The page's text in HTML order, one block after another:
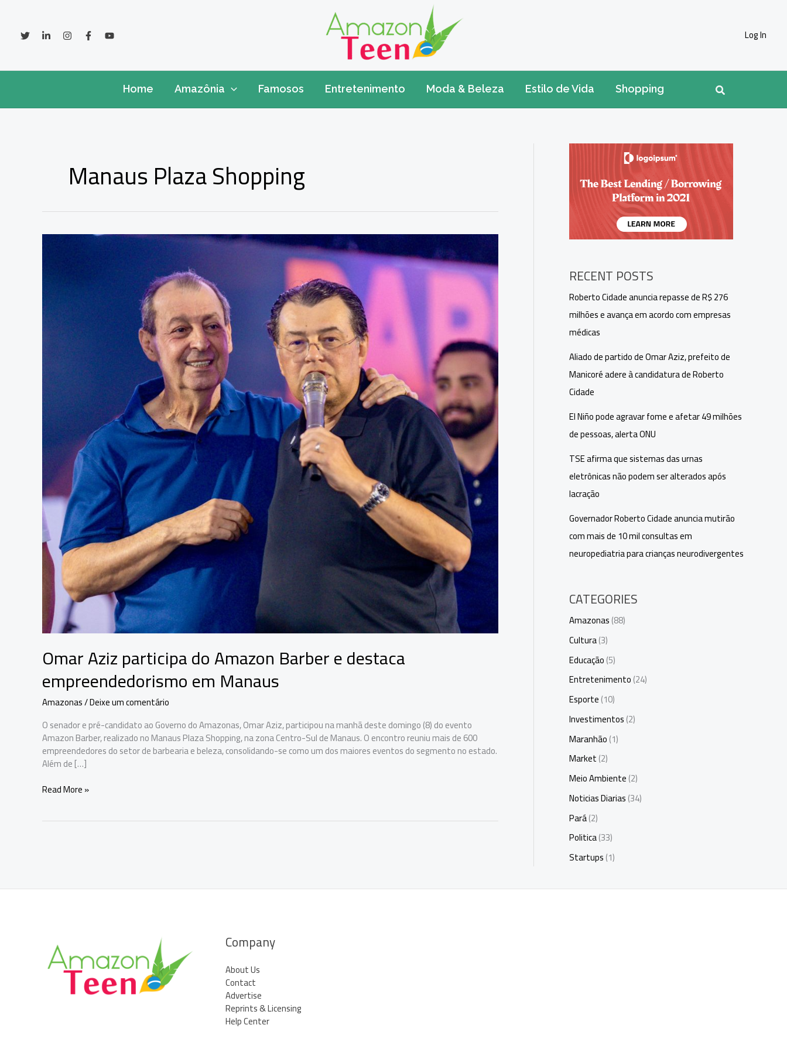
conteúdo
Log In
Home Amazônia Famosos Entretenimento Moda & Beleza Estilo de Vida Shopping Pesquisar
Manaus Plaza Shopping
Omar Aziz participa do Amazon Barber e destaca
empreendedorismo em Manaus
Amazonas/Deixe um comentário
O senador e pré-candidato ao Governo do Amazonas, Omar Aziz, participou na manhã deste domingo (8) do evento
Amazon Barber, realizado no Manaus Plaza Shopping, na zona Centro-Sul de Manaus. O encontro reuniu mais de 600
empreendedores do setor de barbearia e beleza, consolidando-se como um dos maiores eventos do segmento no estado.
Além de […]
Omar
empreendedorismo
Read More »
RECENT POSTS
Roberto Cidade anuncia repasse de R$ 276
milhões e avança em acordo com empresas
médicas
Aliado de partido de Omar Aziz, prefeito de
Manicoré adere à candidatura de Roberto
Cidade
El Niño pode agravar fome e afetar 49 milhões
de pessoas, alerta ONU
TSE afirma que sistemas das urnas
eletrônicas não podem ser alterados após
lacração
Governador Roberto Cidade anuncia mutirão
com mais de 10 mil consultas em
neuropediatria para crianças neurodivergentes
CATEGORIES
Amazonas(88)
Cultura(3)
Educação(5)
Entretenimento(24)
Esporte(10)
Investimentos(2)
Maranhão(1)
Market(2)
Meio Ambiente(2)
Noticias Diarias(34)
Pará(2)
Politica(33)
Startups(1)
Company
About Us
Contact
Advertise
Reprints & Licensing
Help Center